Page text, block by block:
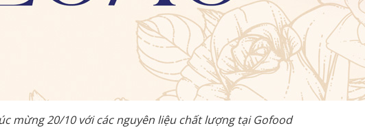
mừng 20/10 với các nguyên liệu chất lượng tại Gofood